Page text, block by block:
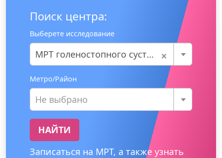
Поиск центра:
Выберете исследование
×
МРТ голеностопного сустава
Метро/Район
Не выбрано
НАЙТИ
Записаться на МРТ, а также узнать